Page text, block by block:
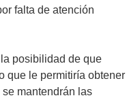
falta de atención
posibilidad de que
que le permitiría obtener
mantendrán las